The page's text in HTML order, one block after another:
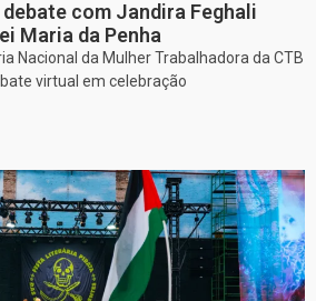
debate com Jandira Feghali
Maria da Penha
Nacional da Mulher Trabalhadora da CTB
virtual em celebração